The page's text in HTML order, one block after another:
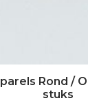
Rond /
stuks